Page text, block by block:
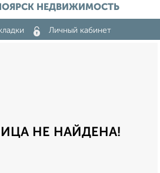
НЕДВИЖИМОСТЬ
Личный кабинет
НЕ НАЙДЕНА!